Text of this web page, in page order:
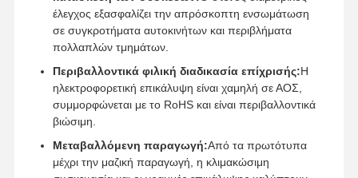
έλεγχος εξασφαλίζει την απρόσκοπτη ενσωμάτωση
σε συγκροτήματα αυτοκινήτων και περιβλήματα
πολλαπλών τμημάτων.
Περιβαλλοντικά φιλική διαδικασία επίχρισής:Η
ηλεκτροφορετική επικάλυψη είναι χαμηλή σε ΑΟΣ,
συμμορφώνεται με το RoHS και είναι περιβαλλοντικά
βιώσιμη.
Μεταβαλλόμενη παραγωγή:Από τα πρωτότυπα
μέχρι την μαζική παραγωγή, η κλιμακώσιμη